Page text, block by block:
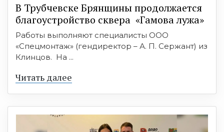
В Трубчевске Брянщины продолжается
благоустройство сквера «Гамова лужа»
Работы выполняют специалисты ООО
«Спецмонтаж» (гендиректор – А. П. Сержант) из
Клинцов. На ...
Читать далее